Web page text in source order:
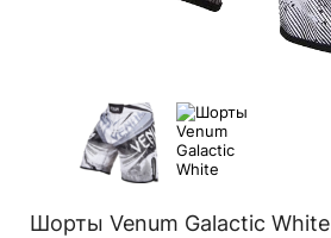
Шорты Venum Galactic White